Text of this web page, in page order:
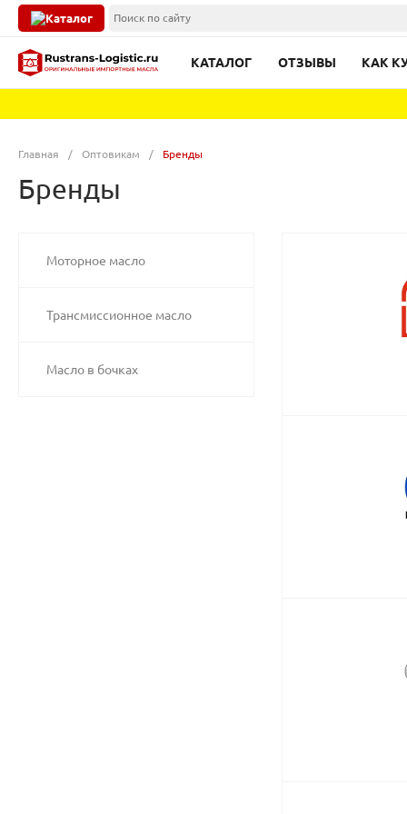
Каталог
КАТАЛОГ ОТЗЫВЫ КАК
Главная / Оптовикам / Бренды
Бренды
Моторное масло
Трансмиссионное масло
Масло в бочках